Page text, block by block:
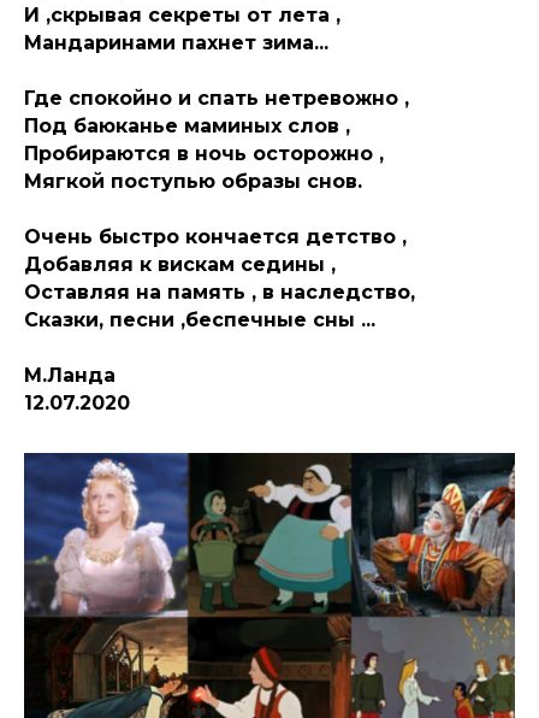
И ,скрывая секреты от лета ,
Мандаринами пахнет зима...
Где спокойно и спать нетревожно ,
Под баюканье маминых слов ,
Пробираются в ночь осторожно ,
Мягкой поступью образы снов.
Очень быстро кончается детство ,
Добавляя к вискам седины ,
Оставляя на память , в наследство,
Сказки, песни ,беспечные сны ...
М.Ланда
12.07.2020